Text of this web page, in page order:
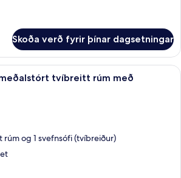
Skoða verð fyrir þínar dagsetningar
Classic-herbergi - 1 meðalstórt
tvíbreitt rúm með
rúm og 1 svefnsófi (tvíbreiður)